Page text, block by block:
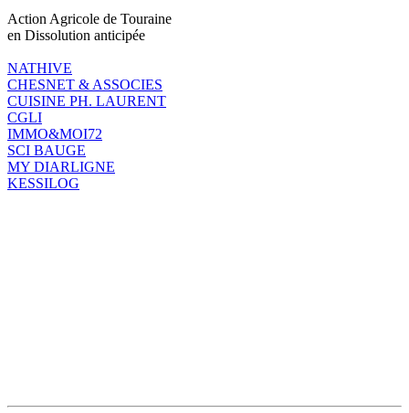
Action Agricole de Touraine
en Dissolution anticipée
NATHIVE
CHESNET & ASSOCIES
CUISINE PH. LAURENT
CGLI
IMMO&MOI72
SCI BAUGE
MY DIARLIGNE
KESSILOG